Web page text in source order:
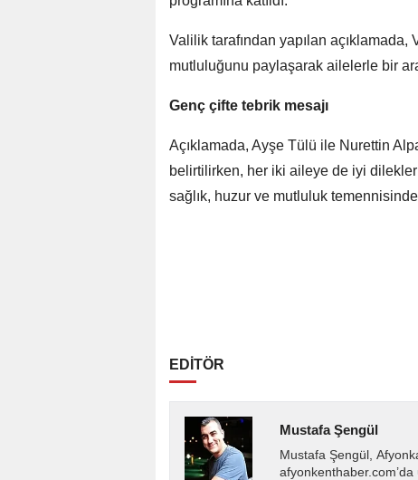
Valilik tarafından yapılan açıklamada,
mutluluğunu paylaşarak ailelerle bir
Genç çifte tebrik mesajı
Açıklamada, Ayşe Tülü ile Nurettin
belirtilirken, her iki aileye de iyi
sağlık, huzur ve mutluluk
EDİTÖR
Mustafa Şengül
Mustafa Şengül,